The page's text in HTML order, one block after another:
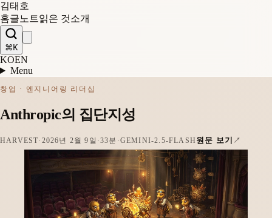
김태호
홈글 노트읽은 것소개
⌘K
KOEN
Menu
창업 · 엔지니어링 리더십
Anthropic의 집단지성
HARVEST· 2026년 2월 9일 ·33분 ·GEMINI-2.5-FLASH 원문 보기